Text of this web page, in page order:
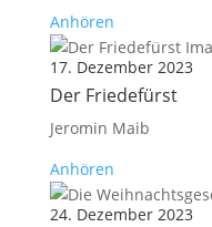
Anhören
17. Dezember 2023
Der Friedefürst
Jeromin Maib
Anhören
24. Dezember 2023